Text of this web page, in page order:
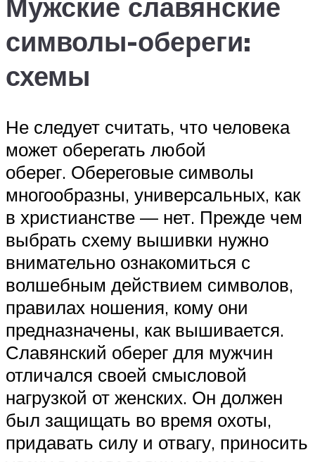
символы-обереги:
схемы
Не следует считать, что человека
может оберегать любой
оберег. Обереговые символы
многообразны, универсальных, как
в христианстве — нет. Прежде чем
выбрать схему вышивки нужно
внимательно ознакомиться с
волшебным действием символов,
правилах ношения, кому они
предназначены, как вышивается.
Славянский оберег для мужчин
отличался своей смысловой
нагрузкой от женских. Он должен
был защищать во время охоты,
придавать силу и отвагу, приносить